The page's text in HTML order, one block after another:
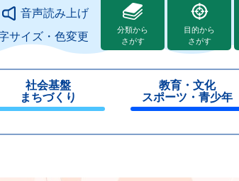
文へ音声読み上げ
サイズ・色変更
分類から
さがす
目的から
さがす
社会基盤
まちづくり
教育・文化
スポーツ・青少年
じ